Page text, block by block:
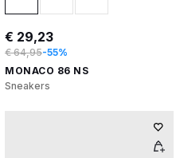
€ 29,23
€ 64,95-55%
MONACO 86 NS
Sneakers